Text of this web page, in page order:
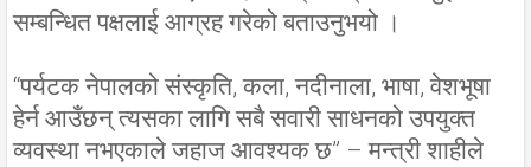
सम्बन्धित पक्षलाई आग्रह गरेको बताउनुभयो ।
“पर्यटक नेपालको संस्कृति, कला, नदीनाला, भाषा, वेशभूषा
हेर्न आउँछन् त्यसका लागि सबै सवारी साधनको उपयुक्त
व्यवस्था नभएकाले जहाज आवश्यक छ” – मन्त्री शाहीले